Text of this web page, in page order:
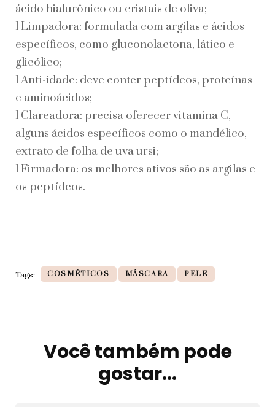
ácido hialurônico ou cristais de oliva;
l Limpadora: formulada com argilas e ácidos
específicos, como gluconolactona, lático e
glicólico;
l Anti-idade: deve conter peptídeos, proteínas
e aminoácidos;
l Clareadora: precisa oferecer vitamina C,
alguns ácidos específicos como o mandélico,
extrato de folha de uva ursi;
l Firmadora: os melhores ativos são as argilas e
os peptídeos.
Tags: COSMÉTICOS MÁSCARA PELE
NavegaçãoVocê também pode
gostar...